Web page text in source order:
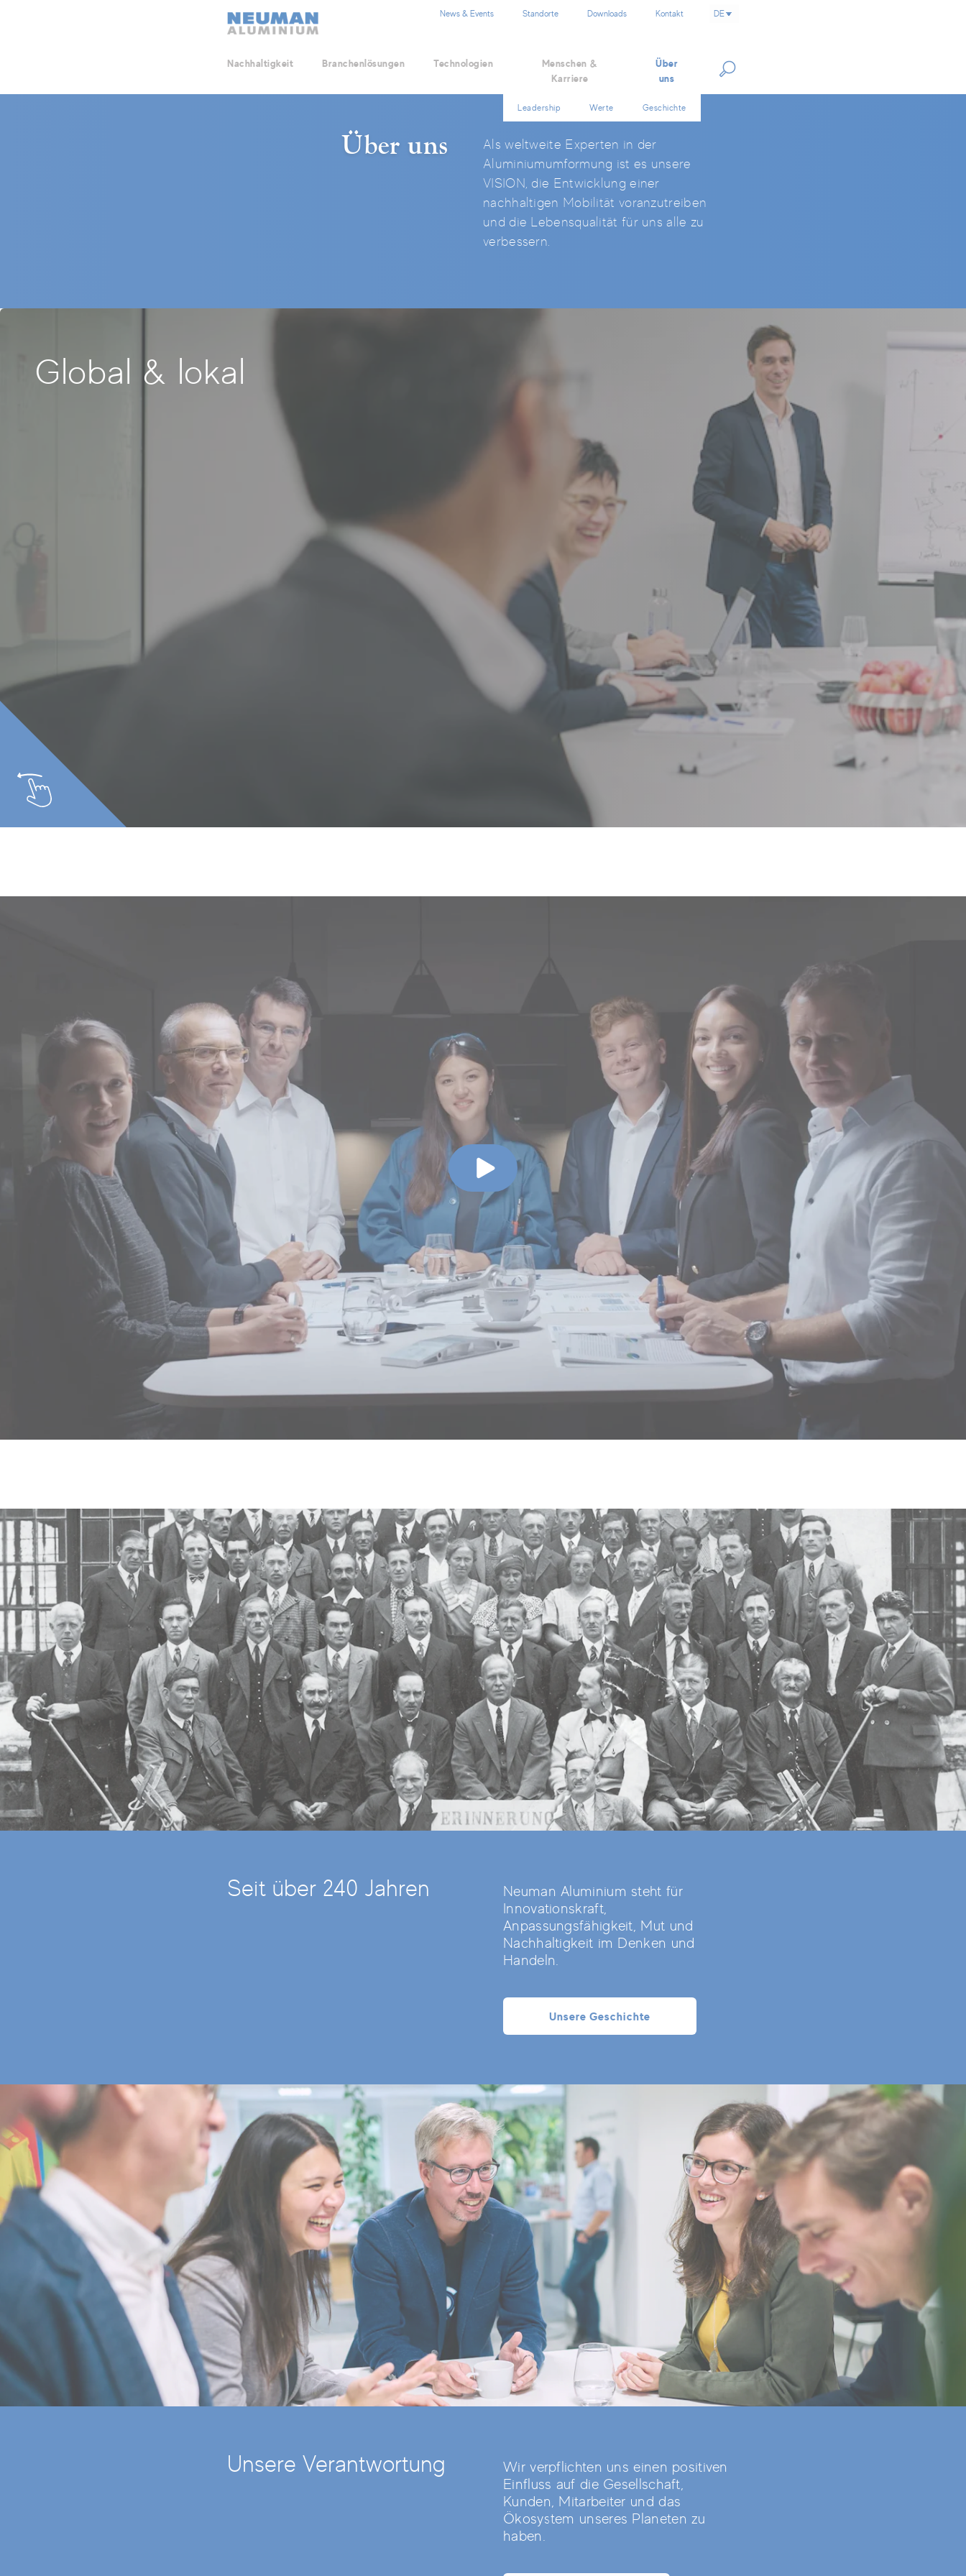
Neuman Logo
Nachhaltigkeit Branchenlösungen Technologien
Menschen &
Karriere
Über
uns
Leadership Werte Geschichte
News & Events Standorte Downloads Kontakt
Über uns
Als weltweite Experten in der
Aluminiumumformung ist es unsere
VISION, die Entwicklung einer
nachhaltigen Mobilität voranzutreiben
und die Lebensqualität für uns alle zu
verbessern.
Global & lokal
Seit über 240 Jahren
Neuman Aluminium steht für
Innovationskraft,
Anpassungsfähigkeit, Mut und
Nachhaltigkeit im Denken und
Handeln.
Unsere Geschichte
Unsere Verantwortung
Wir verpflichten uns einen positiven
Einfluss auf die Gesellschaft,
Kunden, Mitarbeiter und das
Ökosystem unseres Planeten zu
haben.